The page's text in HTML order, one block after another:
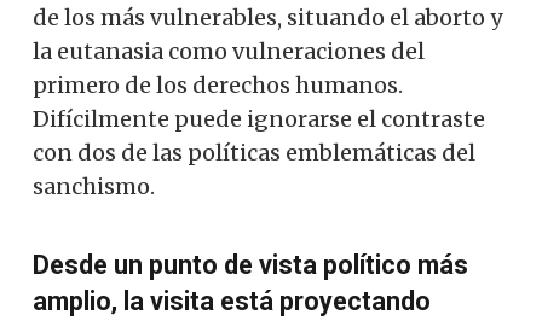
de los más vulnerables, situando el aborto y
la eutanasia como vulneraciones del
primero de los derechos humanos.
Difícilmente puede ignorarse el contraste
con dos de las políticas emblemáticas del
sanchismo.
Desde un punto de vista político más
amplio, la visita está proyectando